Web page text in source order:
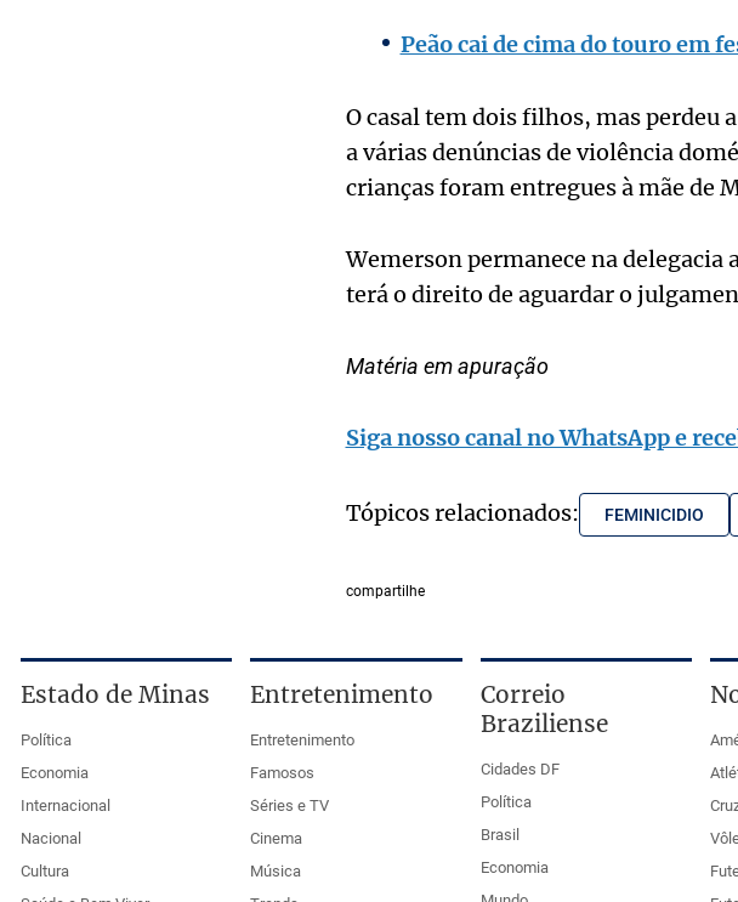
Peão cai de cima do touro em
O casal tem dois filhos, mas perdeu
a várias denúncias de violência
crianças foram entregues à mãe de
Wemerson permanece na delegacia
terá o direito de aguardar o
Matéria em apuração
Siga nosso canal no WhatsApp e
Tópicos relacionados: FEMINICIDIO
compartilhe
Estado de Minas
Política
Economia
Internacional
Nacional
Cultura
Entretenimento
Entretenimento
Famosos
Séries e TV
Cinema
Música
Correio
Braziliense
Cidades DF
Política
Brasil
Economia